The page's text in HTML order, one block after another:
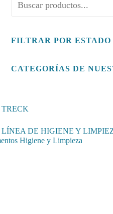
FILTRAR POR
CATEGORÍAS DE
TRECK
LÍNEA DE HIGIENE Y
Higiene y Limpieza